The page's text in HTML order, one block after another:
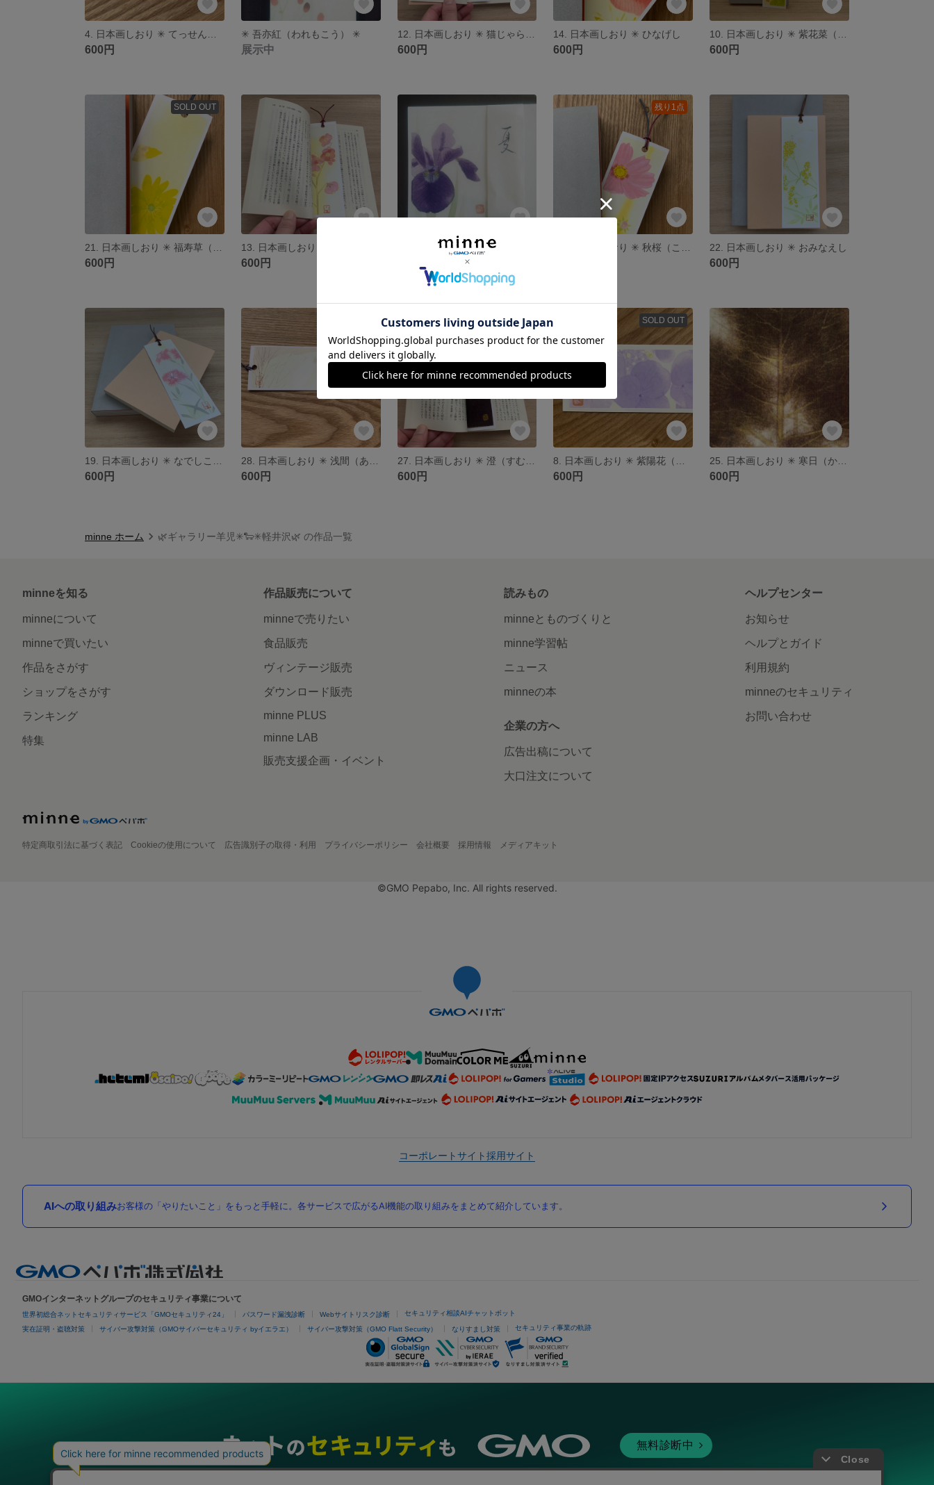
600円
✳︎ 吾亦紅（われもこう） ✳︎
展示中 600円
14. 日本画しおり ✳︎ ひなげし
600円 600円
SOLD OUT
600円
13. 日本画しおり ✳︎ 紅梅
600円
残り1点
22. 日本画しおり ✳︎ おみなえし
600円
600円 600円
SOLD OUT
600円
SOLD OUT
600円 600円
minne ホーム 🌿ギャラリー羊児✳︎🐑✳︎軽井沢🌿 の作品一覧
minneを知る
minneについて
minneで買いたい
作品をさがす
ショップをさがす
ランキング
特集
作品販売について
minneで売りたい
食品販売
ヴィンテージ販売
ダウンロード販売
minne PLUS
minne LAB
販売支援企画・イベント
読みもの
minneとものづくりと
minne学習帖
ニュース
minneの本
企業の方へ
広告出稿について
大口注文について
ヘルプセンター
お知らせ
ヘルプとガイド
利用規約
minneのセキュリティ
お問い合わせ
特定商取引法に基づく表記 Cookieの使用について 広告識別子の取得・利用 プライバシーポリシー 会社概要 採用情報 メディアキット
©GMO Pepabo, Inc. All rights reserved.
コーポレートサイト採用サイト
AIへの取り組みお客様の「やりたいこと」をもっと手軽に。各サービスで広がるAI機能の取り組みをまとめて紹介しています。
GMOインターネットグループのセキュリティ事業について
世界初総合ネットセキュリティサービス「GMOセキュリティ24」 パスワード漏洩診断 Webサイトリスク診断 セキュリティ相談AIチャットボット
実在証明・盗聴対策 サイバー攻撃対策（GMOサイバーセキュリティ byイエラエ） サイバー攻撃対策（GMO Flatt Security） なりすまし対策 セキュリティ事業の軌跡
無料診断中